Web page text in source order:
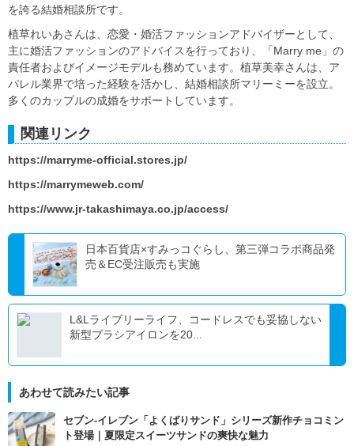
を誇る結婚相談所です。
植草れいあさんは、恋愛・婚活ファッションアドバイザーとして、
主に婚活ファッションのアドバイスを行っており、「Marry me」の
責任者およびイメージモデルも務めています。植草美幸さんは、ア
パレル業界で培った経験を活かし、結婚相談所マリーミーを設立。
多くのカップルの成婚をサポートしています。
関連リンク
https://marryme-official.stores.jp/
https://marrymeweb.com/
https://www.jr-takashimaya.co.jp/access/
日本百貨店×すみっコぐらし、第三弾コラボ商品発
売＆EC受注販売も実施
L&Lライブリーライフ、コードレスでも妥協しない
新型ブラシアイロンを20...
あわせて読みたい記事
セブン‐イレブン「よくばりサンド」シリーズ新作チョコミン
ト登場｜夏限定スイーツサンドの爽快な魅力